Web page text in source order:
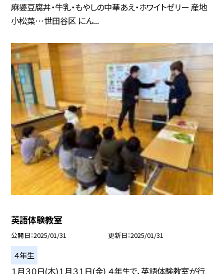
麻婆豆腐丼・牛乳・もやしの中華あえ・ホワイトゼリー 産地
小松菜…世田谷区 にん...
英語体験教室
公開日 2025/01/31 更新日 2025/01/31
４年生
１月３０日(木)１月３１日(金) ４年生で、英語体験教室が行